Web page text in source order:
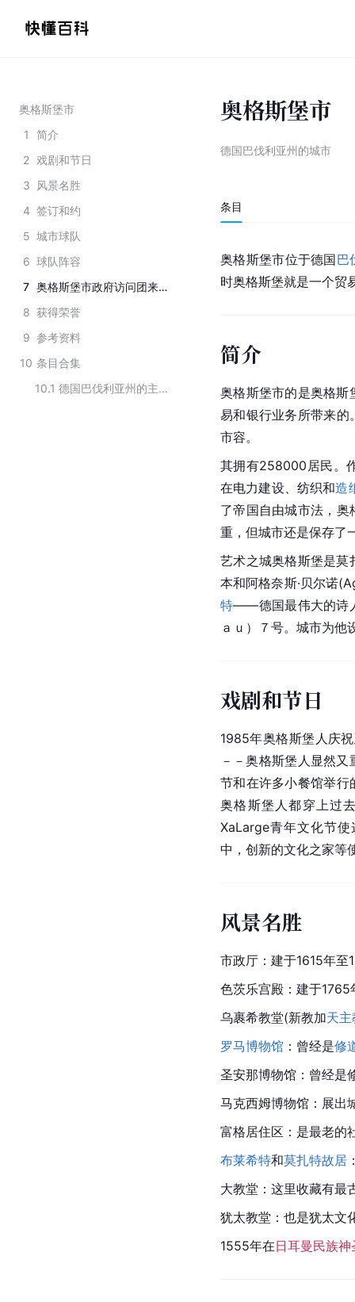
奥格斯堡市
1
简介
2 戏剧和节日
3
风景名胜
4 签订和约
5 城市球队
6 球队阵容
7
奥格斯堡市政府访问团来济南高新区
8 获得荣誉
9 参考资料
10 条目合集
10.1
德国巴伐利亚州的主要城市
奥格斯堡市
德国巴伐利亚州的城市
条目
奥格斯堡市位于德国巴
时奥格斯堡就是一个贸
简介
奥格斯堡市的是奥格
易和银行业务所带来的
市容。
其拥有258000居民。
在电力建设、纺织和造
了帝国自由城市法，奥
重，但城市还是保存了
艺术之城奥格斯堡是莫
本和阿格奈斯·贝尔诺
特――德国最伟大的诗
ａｕ）７号。城市为他
戏剧和节日
1985年奥格斯堡人庆
－－奥格斯堡人显然
节和在许多小餐馆举行
奥格斯堡人都穿上过
XaLarge青年文化节
中，创新的文化之家等
风景名胜
市政厅：建于1615年
色茨乐宫殿：建于
乌裹希教堂(新教加天主
罗马博物馆 ：曾经是修
圣安那博物馆：曾经是
马克西姆博物馆：展出
富格居住区：是最老的
布莱希特和莫扎特故居
大教堂：这里收藏有最
犹太教堂：也是犹太文
1555年在日耳曼民族